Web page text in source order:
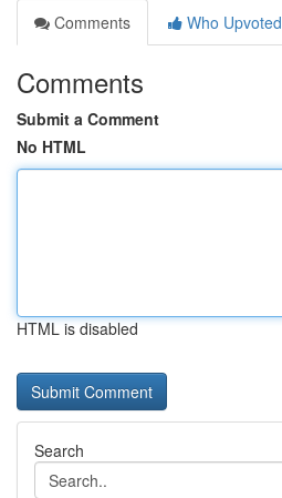
Comments
Who Upvoted
Comments
Submit a Comment
No HTML
HTML is disabled
Search